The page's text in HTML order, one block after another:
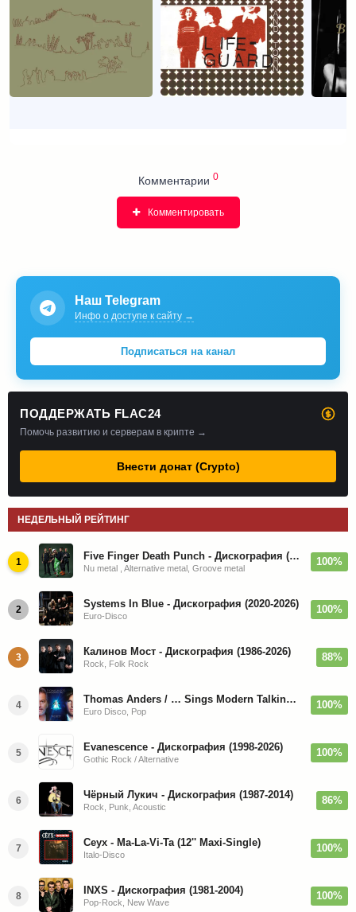
Комментарии 0
Комментировать
Наш Telegram
Инфо о доступе к сайту →
Подписаться на канал
ПОДДЕРЖАТЬ FLAC24
Помочь развитию и серверам в крипте →
Внести донат (Crypto)
НЕДЕЛЬНЫЙ РЕЙТИНГ
1 Five Finger Death Punch - Дискография (2008-2026)
Nu metal , Alternative metal, Groove metal
100%
2 Systems In Blue - Дискография (2020-2026)
Euro-Disco
100%
3 Калинов Мост - Дискография (1986-2026)
Rock, Folk Rock
88%
4 Thomas Anders / … Sings Modern Talking: The Best hi-res
Euro Disco, Pop
100%
5 Evanescence - Дискография (1998-2026)
Gothic Rock / Alternative
100%
6 Чёрный Лукич - Дискография (1987-2014)
Rock, Punk, Acoustic
86%
7 Ceyx - Ma-La-Vi-Ta (12'' Maxi-Single)
Italo-Disco
100%
8 INXS - Дискография (1981-2004)
Pop-Rock, New Wave
100%